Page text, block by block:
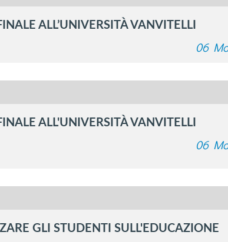
ALL’UNIVERSITÀ VANVITELLI
06
ALL'UNIVERSITÀ VANVITELLI
06
GLI STUDENTI SULL'EDUCAZIONE